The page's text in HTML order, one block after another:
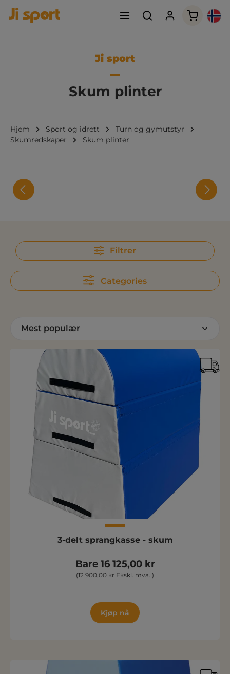
Ji sport
Skum plinter
Hjem Sport og idrett
Turn og gymutstyr
Skumredskaper
Skum plinter
Filtrer
Categories
3-delt sprangkasse - skum
Bare 16 125,00 kr
(12 900,00 kr Ekskl. mva. )
Kjøp nå